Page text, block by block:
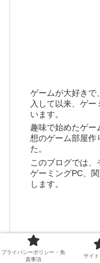
ゲームが大好きで
入して以来、ゲ
います。
趣味で始めたゲー
想のゲーム部屋作
た。
このブログでは
ゲーミングPC、
します。
プライバシーポリシー・免
責事項
サイ